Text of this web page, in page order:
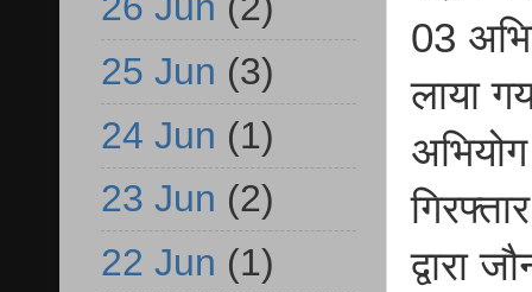
03
लाया
द्वारा
25 Jun (3)
24 Jun (1)
23 Jun (2)
22 Jun (1)